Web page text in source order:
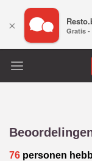
76 personen
× Gratis -